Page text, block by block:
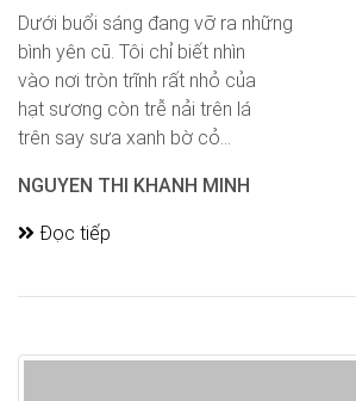
Dưới buổi sáng đang vỡ ra những
bình yên cũ. Tôi chỉ biết nhìn
vào nơi tròn trĩnh rất nhỏ của
hạt sương còn trễ nải trên lá
trên say sưa xanh bờ cỏ...
NGUYEN THI KHANH MINH
Đọc tiếp